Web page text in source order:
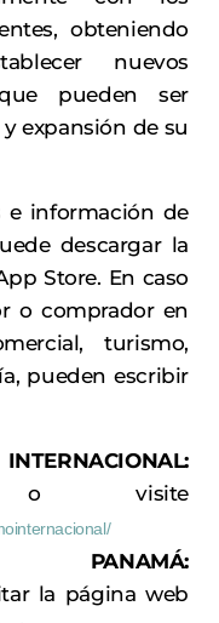
obteniendo
nuevos
pueden ser
expansión de su
e información de
descargar la
Store. En caso
o comprador en
turismo,
pueden escribir
visite
PANAMÁ:
la página web